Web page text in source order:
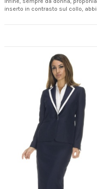
inserto in contrasto sul collo,